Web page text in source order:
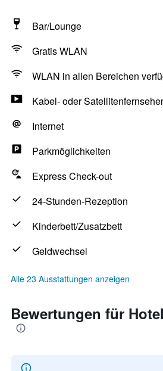
Bar/Lounge
Gratis WLAN
WLAN in allen Bereichen
Kabel- oder
Internet
Parkmöglichkeiten
Express Check-out
24-Stunden-Rezeption
Kinderbett/Zusatzbett
Geldwechsel
Alle 23 Ausstattungen anzeigen
Bewertungen für